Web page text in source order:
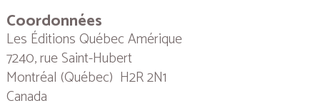
Coordonnées
Les Éditions Québec Amérique
7240, rue Saint-Hubert
Montréal (Québec) H2R 2N1
Canada